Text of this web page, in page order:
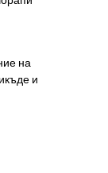
на
и